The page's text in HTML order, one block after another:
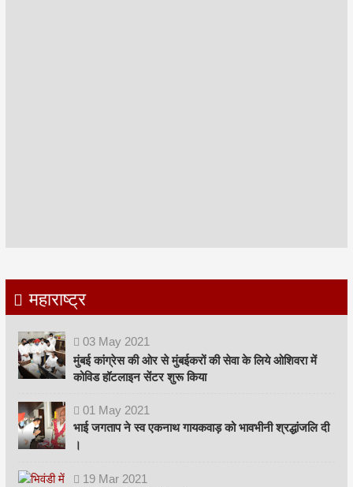
महाराष्ट्र
03 May 2021
मुंबई कांग्रेस की ओर से मुंबईकरों की सेवा के लिये ओशिवरा में
कोविड हॉटलाइन सेंटर शुरू किया
01 May 2021
भाई जगताप ने स्व एकनाथ गायकवाड़ को भावभीनी श्रद्धांजलि दी
।
19 Mar 2021